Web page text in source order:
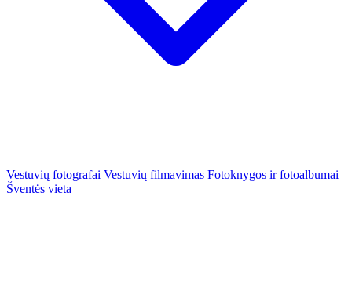
Vestuvių fotografai Vestuvių filmavimas Fotoknygos ir fotoalbumai
Šventės vieta